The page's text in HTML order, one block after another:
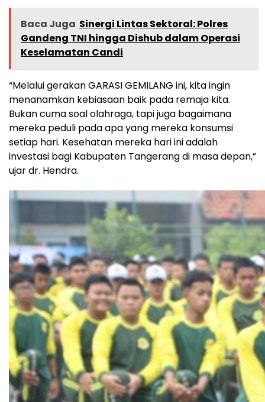
Baca Juga Sinergi Lintas Sektoral: Polres
Gandeng TNI hingga Dishub dalam Operasi
Keselamatan Candi
“Melalui gerakan GARASI GEMILANG ini, kita ingin
menanamkan kebiasaan baik pada remaja kita.
Bukan cuma soal olahraga, tapi juga bagaimana
mereka peduli pada apa yang mereka konsumsi
setiap hari. Kesehatan mereka hari ini adalah
investasi bagi Kabupaten Tangerang di masa depan,”
ujar dr. Hendra.